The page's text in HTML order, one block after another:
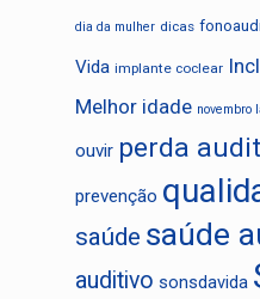
dia da mulher dicas
Vida implante coclear
Melhor idade novembro
ouvir perda
prevenção
saúde saúde
auditivo sonsdavida